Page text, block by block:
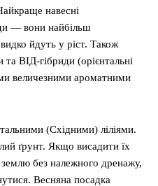
навесні
— вони найбільш
йдуть у ріст. Також
ВІД-гібриди (орієнтальні
величезними ароматними
(Східними) ліліями.
ґрунт. Якщо висадити їх
без належного дренажу,
Весняна посадка